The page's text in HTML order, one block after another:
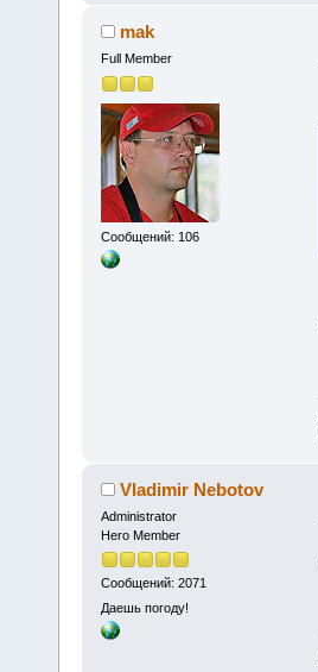
mak
Full Member
Сообщений: 106
Vladimir Nebotov
Administrator
Hero Member
Сообщений: 2071
Даешь погоду!